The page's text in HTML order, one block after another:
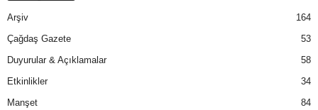
Arşiv
164
Çağdaş Gazete
53
Duyurular & Açıklamalar
58
Etkinlikler
34
Manşet
84